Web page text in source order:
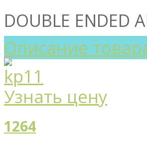
DOUBLE ENDED
Описание
Узнать цену
1264